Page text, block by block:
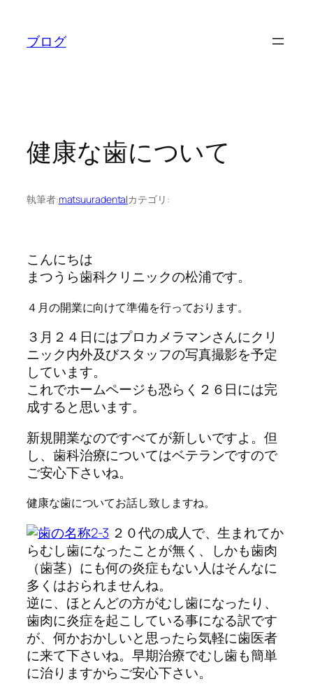
ブログ
健康な歯について
執筆者:matsuuradentalカテゴリ:
こんにちは
まつうら歯科クリニックの松浦です。
４月の開業に向けて準備を行っております。
３月２４日にはプロカメラマンさんにクリ
ニック内外及びスタッフの写真撮影を予定
しています。
これでホームページも恐らく２６日には完
成すると思います。
新規開業なのですべてが新しいですよ。但
し、歯科治療についてはベテランですので
ご安心下さいね。
健康な歯についてお話し致しますね。
２０代の成人で、生まれてか
らむし歯になったことが無く、しかも歯肉
（歯茎）にも何の炎症もない人はそんなに
多くはおられませんね。
逆に、ほとんどの方がむし歯になったり、
歯肉に炎症を起こしている事になる訳です
が、何かおかしいと思ったら気軽に歯医者
に来て下さいね。早期治療でむし歯も簡単
に治りますからご安心下さい。